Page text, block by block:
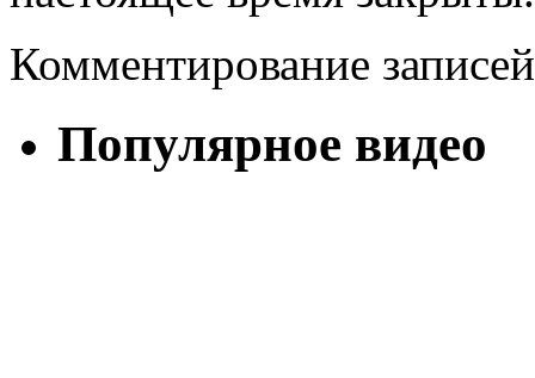
Комментирование
Популярное видео